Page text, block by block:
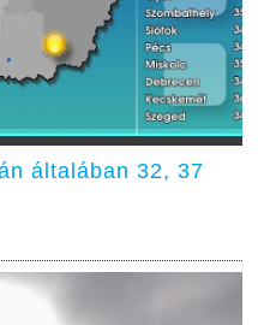
általában 32, 37